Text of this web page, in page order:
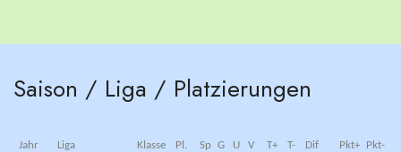
Saison / Liga / Platzierungen
Jahr Liga Klasse Pl. Sp G U V T+ T- Dif Pkt+
Pkt-